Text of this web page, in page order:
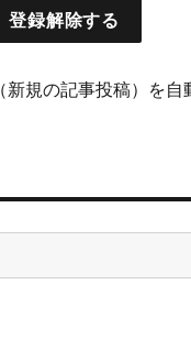
新規の記事投稿）を自